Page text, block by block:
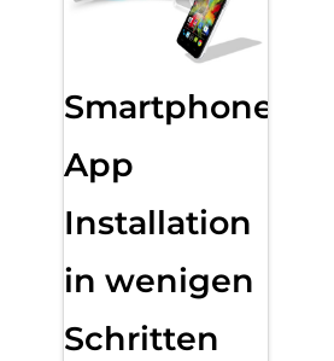
Smartphone
App
Installation
in wenigen
Schritten